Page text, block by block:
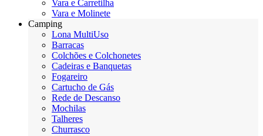
Vara e Carretilha
Vara e Molinete
Camping
Lona MultiUso
Barracas
Colchões e Colchonetes
Cadeiras e Banquetas
Fogareiro
Cartucho de Gás
Rede de Descanso
Mochilas
Talheres
Churrasco